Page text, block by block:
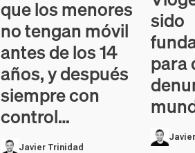
que los menores
no tengan móvil
antes de los 14
años, y después
siempre con
control…
Javier Trinidad
sido
para